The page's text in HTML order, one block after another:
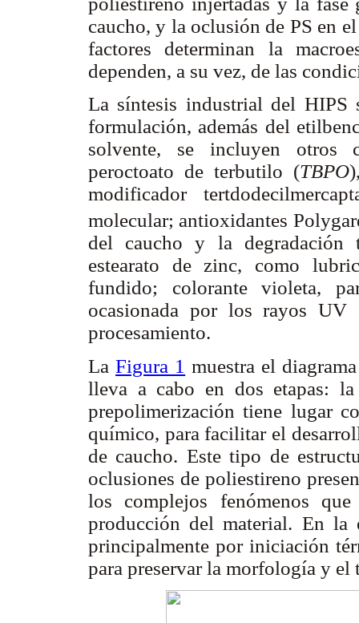
caucho, y la oclusión de PS en
factores determinan la
dependen, a su vez, de las
La síntesis industrial del HIPS
formulación, además del
solvente, se incluyen otros
peroctoato de terbutilo (TBPO
modificador
molecular; antioxidantes
del caucho y la degradación
estearato de zinc, como
fundido; colorante violeta,
ocasionada por los rayos
procesamiento.
LaFigura 1 muestra el
lleva a cabo en dos etapas:
prepolimerización tiene lugar
químico, para facilitar el
de caucho. Este tipo de
oclusiones de poliestireno
los complejos fenómenos
producción del material. En la
principalmente por iniciación
para preservar la morfología y el